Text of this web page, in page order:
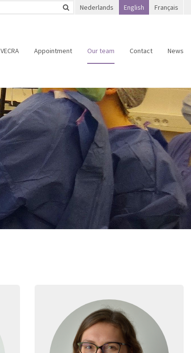
Nederlands English Français
VECRA Appointment Our team Contact News